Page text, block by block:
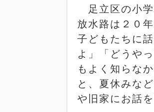
足立区の小
放水路は２０
子どもたちに
よ」「どうや
もよく知らな
と、夏休みな
や旧家にお話